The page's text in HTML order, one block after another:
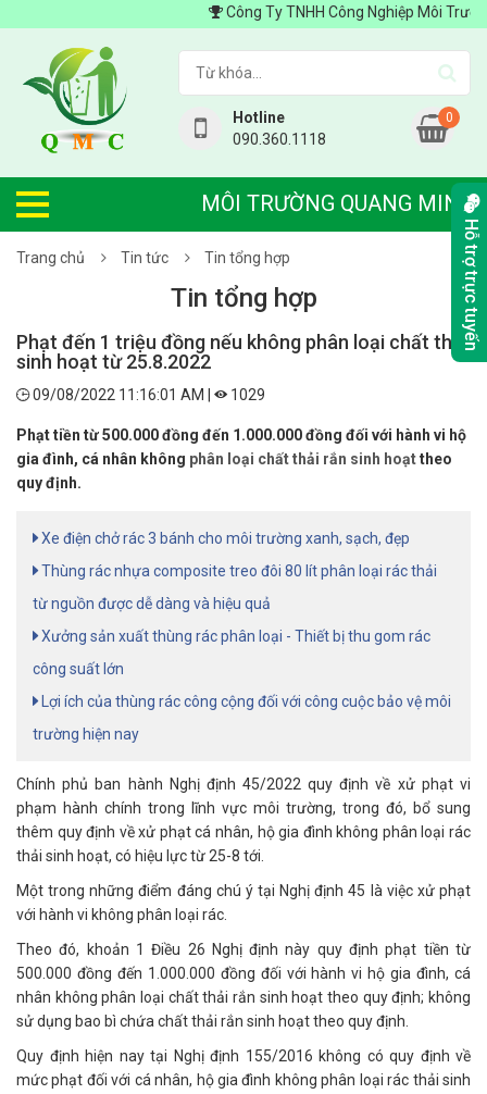
Công Ty TNHH Công Nghiệp Môi
Hotline
090.360.1118
0
MÔI TRƯỜNG QUANG MINH
Trang chủ Tin tức Tin tổng hợp
Tin tổng hợp
Phạt đến 1 triệu đồng nếu không phân loại chất thải
sinh hoạt từ 25.8.2022
09/08/2022 11:16:01 AM | 1029
Phạt tiền từ 500.000 đồng đến 1.000.000 đồng đối với hành vi hộ
gia đình, cá nhân không phân loại chất thải rắn sinh hoạttheo
quy định.
Xe điện chở rác 3 bánh cho môi trường xanh, sạch, đẹp
Thùng rác nhựa composite treo đôi 80 lít phân loại rác thải
từ nguồn được dễ dàng và hiệu quả
Xưởng sản xuất thùng rác phân loại - Thiết bị thu gom rác
công suất lớn
Lợi ích của thùng rác công cộng đối với công cuộc bảo vệ môi
trường hiện nay
Chính phủ ban hành Nghị định 45/2022 quy định về xử phạt vi
phạm hành chính trong lĩnh vực môi trường, trong đó, bổ sung
thêm quy định về xử phạt cá nhân, hộ gia đình không phân loại rác
thải sinh hoạt, có hiệu lực từ 25-8 tới.
Một trong những điểm đáng chú ý tại Nghị định 45 là việc xử phạt
với hành vi không phân loại rác.
Theo đó, khoản 1 Điều 26 Nghị định này quy định phạt tiền từ
500.000 đồng đến 1.000.000 đồng đối với hành vi hộ gia đình, cá
nhân không phân loại chất thải rắn sinh hoạt theo quy định; không
sử dụng bao bì chứa chất thải rắn sinh hoạt theo quy định.
Quy định hiện nay tại Nghị định 155/2016 không có quy định về
mức phạt đối với cá nhân, hộ gia đình không phân loại rác thải sinh
Hỗ trợ trực tuyến